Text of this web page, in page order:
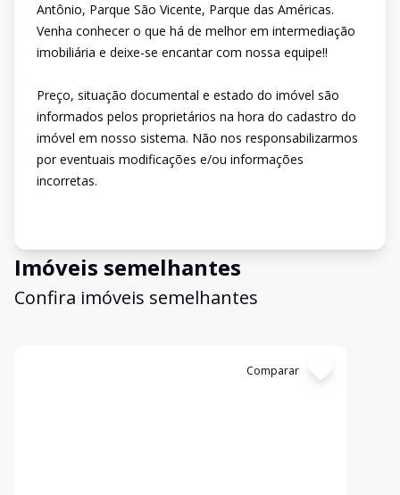
Antônio, Parque São Vicente, Parque das Américas.
Venha conhecer o que há de melhor em intermediação
imobiliária e deixe-se encantar com nossa equipe!!
Preço, situação documental e estado do imóvel são
informados pelos proprietários na hora do cadastro do
imóvel em nosso sistema. Não nos responsabilizarmos
por eventuais modificações e/ou informações
incorretas.
Imóveis semelhantes
Confira imóveis semelhantes
Comparar